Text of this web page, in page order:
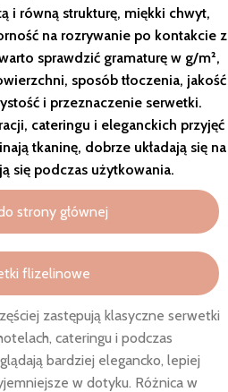
i równą strukturę, miękki chwyt,
na rozrywanie po kontakcie z
sprawdzić gramaturę w g/m²,
sposób tłoczenia, jakość
i przeznaczenie serwetki.
cateringu i eleganckich przyjęć
tkaninę, dobrze układają się na
się podczas użytkowania.
strony głównej
flizelinowe
zastępują klasyczne serwetki
cateringu i podczas
bardziej elegancko, lepiej
w dotyku. Różnica w